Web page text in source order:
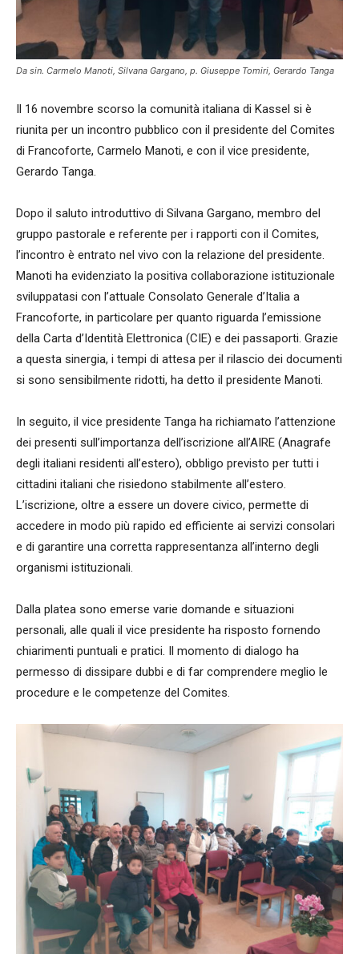
Da sin. Carmelo Manoti, Silvana Gargano, p. Giuseppe Tomiri, Gerardo Tanga
Il 16 novembre scorso la comunità italiana di Kassel si è
riunita per un incontro pubblico con il presidente del Comites
di Francoforte, Carmelo Manoti, e con il vice presidente,
Gerardo Tanga.
Dopo il saluto introduttivo di Silvana Gargano, membro del
gruppo pastorale e referente per i rapporti con il Comites,
l’incontro è entrato nel vivo con la relazione del presidente.
Manoti ha evidenziato la positiva collaborazione istituzionale
sviluppatasi con l’attuale Consolato Generale d’Italia a
Francoforte, in particolare per quanto riguarda l’emissione
della Carta d’Identità Elettronica (CIE) e dei passaporti. Grazie
a questa sinergia, i tempi di attesa per il rilascio dei documenti
si sono sensibilmente ridotti, ha detto il presidente Manoti.
In seguito, il vice presidente Tanga ha richiamato l’attenzione
dei presenti sull’importanza dell’iscrizione all’AIRE (Anagrafe
degli italiani residenti all’estero), obbligo previsto per tutti i
cittadini italiani che risiedono stabilmente all’estero.
L’iscrizione, oltre a essere un dovere civico, permette di
accedere in modo più rapido ed efficiente ai servizi consolari
e di garantire una corretta rappresentanza all’interno degli
organismi istituzionali.
Dalla platea sono emerse varie domande e situazioni
personali, alle quali il vice presidente ha risposto fornendo
chiarimenti puntuali e pratici. Il momento di dialogo ha
permesso di dissipare dubbi e di far comprendere meglio le
procedure e le competenze del Comites.